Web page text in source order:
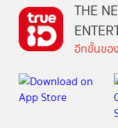
THE
อีกขั้นขอ